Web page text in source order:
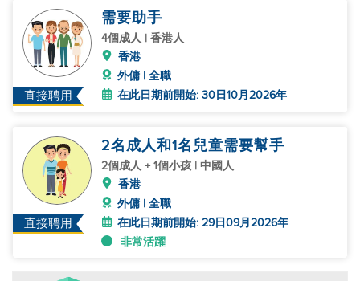
直接聘用
需要助手
4個成人 | 香港人
香港
外傭 | 全職
在此日期前開始: 30日10月2026年
直接聘用
2名成人和1名兒童需要幫手
2個成人 + 1個小孩 | 中國人
香港
外傭 | 全職
在此日期前開始: 29日09月2026年
非常活躍